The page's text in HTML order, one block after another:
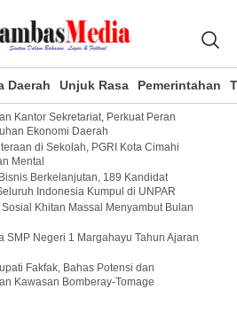
Daerah Unjuk Rasa Pemerintahan
Kantor Sekretariat, Perkuat Peran
Ekonomi Daerah
di Sekolah, PGRI Kota Cimahi
Mental
Berkelanjutan, 189 Kandidat
Indonesia Kumpul di UNPAR
Khitan Massal Menyambut Bulan
SMP Negeri 1 Margahayu Tahun Ajaran
Fakfak, Bahas Potensi dan
Kawasan Bomberay-Tomage